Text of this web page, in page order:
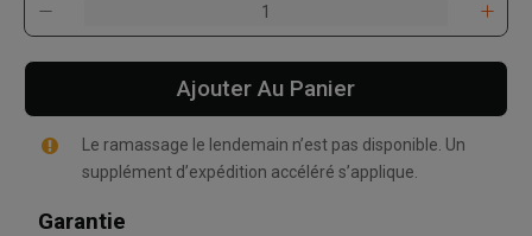
Ajouter Au Panier
Le ramassage le lendemain n’est pas disponible. Un
supplément d’expédition accéléré s’applique.
Garantie